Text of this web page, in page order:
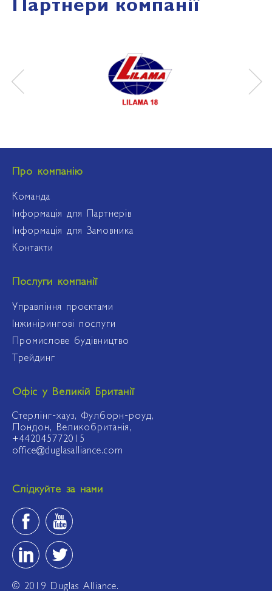
Партнери компанії
Про компанію
Команда
Інформація для Партнерів
Інформація для Замовника
Контакти
Послуги компанії
Управління проєктами
Інжинірингові послуги
Промислове будівництво
Трейдинг
Офіс у Великій Британії
Стерлінг-хауз, Фулборн-роуд,
Лондон, Великобританія,
+442045772015
office@duglasalliance.com
Слідкуйте за нами
© 2019 Duglas Alliance.